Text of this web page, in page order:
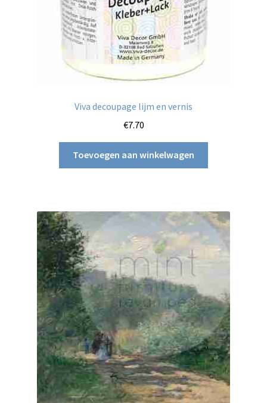
productpagina
Viva decoupage lijm en vernis
€7.70
Toevoegen aan winkelwagen